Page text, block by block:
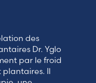
des
Dr. Yglo
par le froid
plantaires. Il